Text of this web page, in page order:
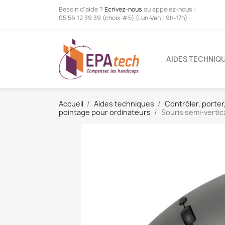
Besoin d'aide ? Ecrivez-nous ou appelez-nous :
05 56 12 39 39 (choix #5) (Lun-Ven : 9h-17h)
AIDES
Accueil Aides techniques
Contrôler,
pointage pour ordinateurs
Souris semi-